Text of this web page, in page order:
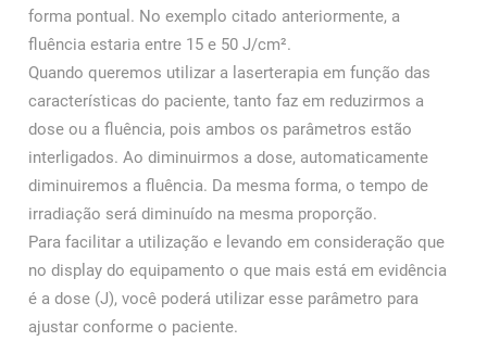
forma pontual. No exemplo citado anteriormente, a
fluência estaria entre 15 e 50 J/cm².
Quando queremos utilizar a laserterapia em função das
características do paciente, tanto faz em reduzirmos a
dose ou a fluência, pois ambos os parâmetros estão
interligados. Ao diminuirmos a dose, automaticamente
diminuiremos a fluência. Da mesma forma, o tempo de
irradiação será diminuído na mesma proporção.
Para facilitar a utilização e levando em consideração que
no display do equipamento o que mais está em evidência
é a dose (J), você poderá utilizar esse parâmetro para
ajustar conforme o paciente.